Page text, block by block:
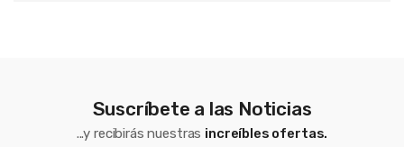
Suscríbete a las Noticias
...y recibirás nuestras increíbles ofertas.